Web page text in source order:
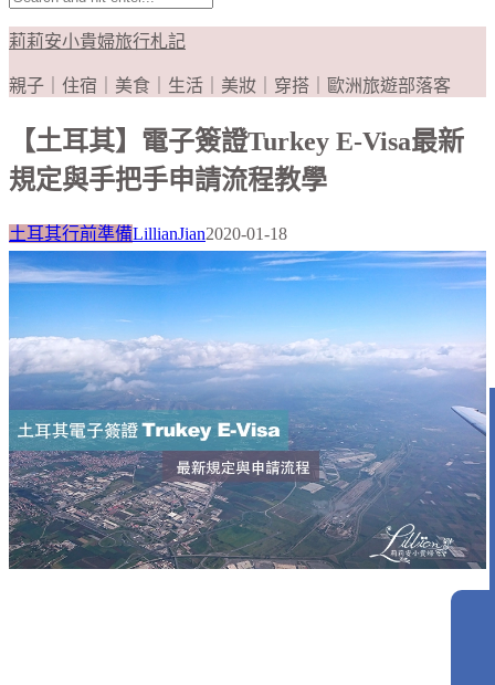
莉莉安小貴婦旅行札記
親子｜住宿｜美食｜生活｜美妝｜穿搭｜歐洲旅遊部落客
【土耳其】電子簽證Turkey E-Visa最新
規定與手把手申請流程教學
土耳其行前準備LillianJian2020-01-18